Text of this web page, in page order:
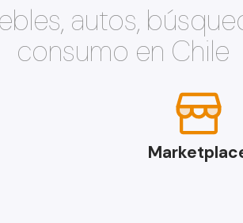
autos,
consumo en Chile